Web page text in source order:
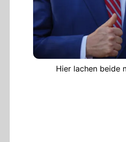
Hier lachen beide